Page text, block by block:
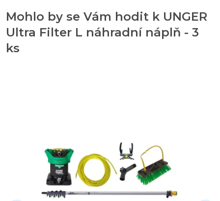
Mohlo by se Vám hodit k UNGER
Ultra Filter L náhradní náplň - 3
ks